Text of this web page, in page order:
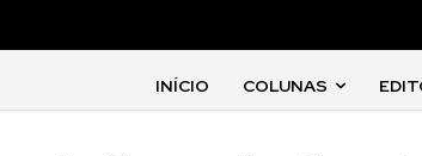
INÍCIO COLUNAS